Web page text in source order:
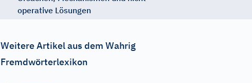
operative Lösungen
Weitere Artikel aus dem Wahrig
Fremdwörterlexikon